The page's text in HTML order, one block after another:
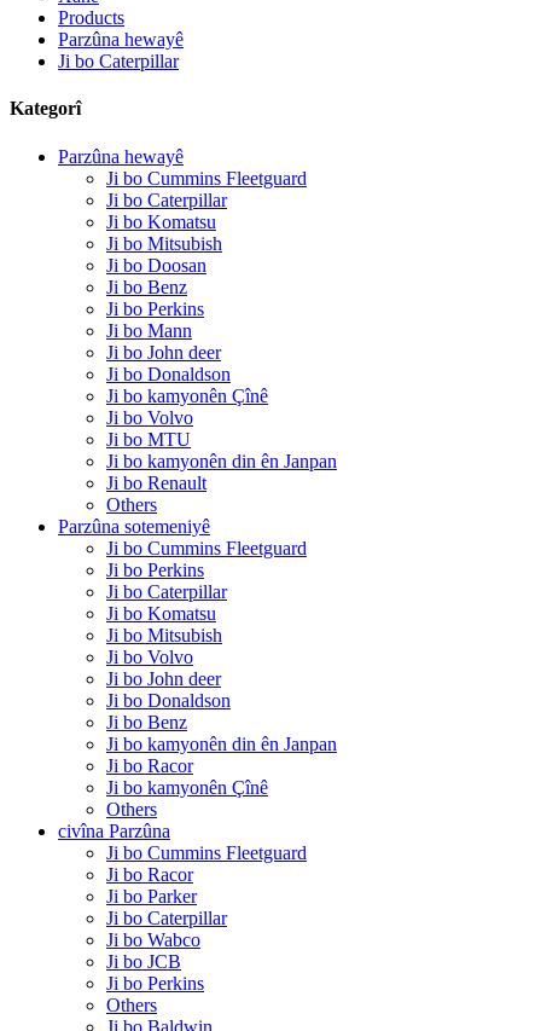
Products
Parzûna hewayê
Ji bo Caterpillar
Kategorî
Parzûna hewayê
Ji bo Cummins Fleetguard
Ji bo Caterpillar
Ji bo Komatsu
Ji bo Mitsubish
Ji bo Doosan
Ji bo Benz
Ji bo Perkins
Ji bo Mann
Ji bo John deer
Ji bo Donaldson
Ji bo kamyonên Çînê
Ji bo Volvo
Ji bo MTU
Ji bo kamyonên din ên Janpan
Ji bo Renault
Others
Parzûna sotemeniyê
Ji bo Cummins Fleetguard
Ji bo Perkins
Ji bo Caterpillar
Ji bo Komatsu
Ji bo Mitsubish
Ji bo Volvo
Ji bo John deer
Ji bo Donaldson
Ji bo Benz
Ji bo kamyonên din ên Janpan
Ji bo Racor
Ji bo kamyonên Çînê
Others
civîna Parzûna
Ji bo Cummins Fleetguard
Ji bo Racor
Ji bo Parker
Ji bo Caterpillar
Ji bo Wabco
Ji bo JCB
Ji bo Perkins
Others
Ji bo Baldwin